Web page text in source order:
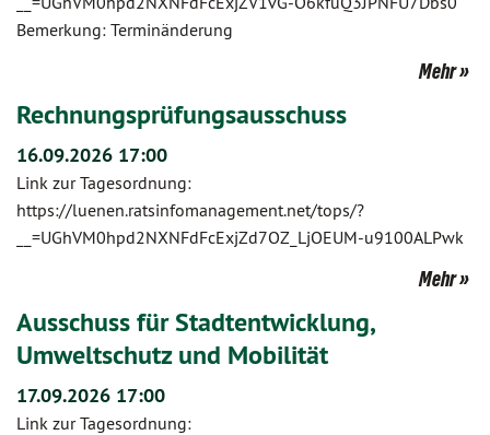
Bemerkung: Terminänderung
Mehr
Rechnungsprüfungsausschuss
16.09.2026 17:00
Link zur Tagesordnung:
https://luenen.ratsinfomanagement.net/tops/?
__=UGhVM0hpd2NXNFdFcExjZd7OZ_LjOEUM-u9100ALPwk
Mehr
Ausschuss für Stadtentwicklung,
Umweltschutz und Mobilität
17.09.2026 17:00
Link zur Tagesordnung: